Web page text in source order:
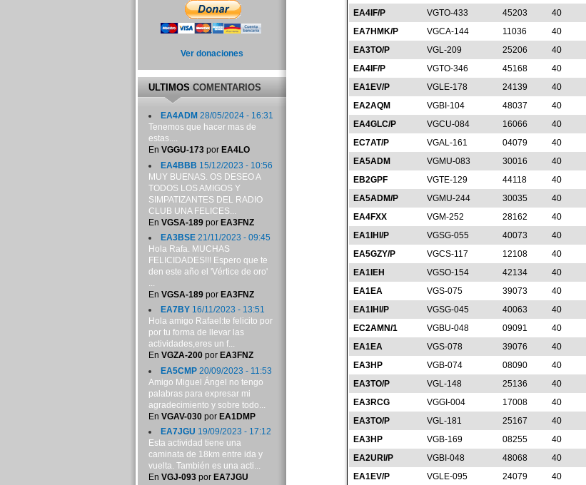
EA4IF/P
VGTO-433 45203 40
EA7HMK/P
VGCA-144 11036 40
EA3TO/P
VGL-209 25206 40
EA4IF/P
VGTO-346 45168 40
EA1EV/P
VGLE-178 24139 40
EA2AQM
VGBI-104 48037 40
EA4GLC/P
VGCU-084 16066 40
EC7AT/P
VGAL-161 04079 40
EA5ADM
VGMU-083 30016 40
EB2GPF
VGTE-129 44118 40
EA5ADM/P
VGMU-244 30035 40
EA4FXX
VGM-252 28162 40
EA1IHI/P
VGSG-055 40073 40
EA5GZY/P
VGCS-117 12108 40
EA1IEH
VGSO-154 42134 40
EA1EA
VGS-075 39073 40
EA1IHI/P
VGSG-045 40063 40
EC2AMN/1
VGBU-048 09091 40
EA1EA
VGS-078 39076 40
EA3HP
VGB-074 08090 40
EA3TO/P
VGL-148 25136 40
EA3RCG
VGGI-004 17008 40
EA3TO/P
VGL-181 25167 40
EA3HP
VGB-169 08255 40
EA2URI/P
VGBI-048 48068 40
EA1EV/P
VGLE-095 24079 40
Ver donaciones
ULTIMOSCOMENTARIOS
EA4ADM 28/05/2024 - 16:31
Tenemos que hacer mas de
estas....
En VGGU-173por EA4LO
EA4BBB 15/12/2023 - 10:56
MUY BUENAS. OS DESEO A
TODOS LOS AMIGOS Y
SIMPATIZANTES DEL RADIO
CLUB UNA FELICES...
En VGSA-189por EA3FNZ
EA3BSE21/11/2023 - 09:45
Hola Rafa. MUCHAS
FELICIDADES!!! Espero que te
den este año el 'Vértice de oro'
...
En VGSA-189por EA3FNZ
EA7BY16/11/2023 - 13:51
Hola amigo Rafael:te felicito por
por tu forma de llevar las
actividades,eres un f...
En VGZA-200por EA3FNZ
EA5CMP20/09/2023 - 11:53
Amigo Miguel Ángel no tengo
palabras para expresar mi
agradecimiento y sobre todo...
En VGAV-030por EA1DMP
EA7JGU 19/09/2023 - 17:12
Esta actividad tiene una
caminata de 18km entre ida y
vuelta. También es una acti...
En VGJ-093por EA7JGU